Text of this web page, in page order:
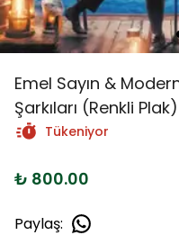
Emel Sayın &
Şarkıları (Renkli Plak)
Tükeniyor
₺ 800.00
Paylaş: